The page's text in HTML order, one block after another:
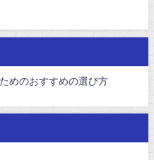
めのおすすめの選び方